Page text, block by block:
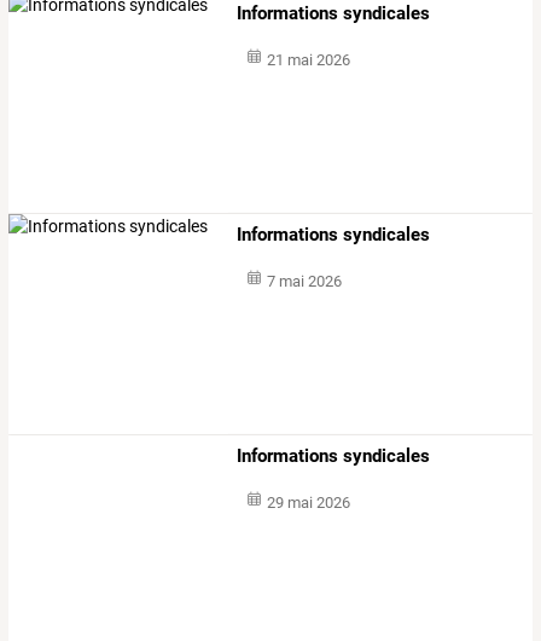
Informations syndicales
21 mai 2026
Informations syndicales
7 mai 2026
Informations syndicales
29 mai 2026